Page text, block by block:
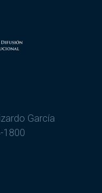
García
1800